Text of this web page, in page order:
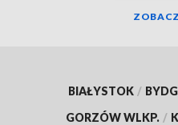
BIAŁYSTOK /
GORZÓW WLKP. /